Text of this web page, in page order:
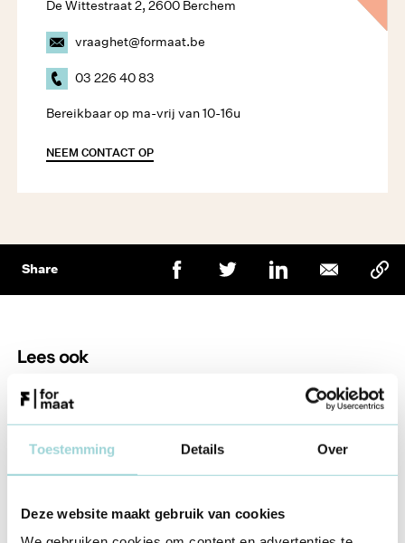
Toestemming Details Over
Deze website maakt gebruik van cookies
Share
De Wittestraat 2, 2600 Berchem
vraaghet@formaat.be
03 226 40 83
Bereikbaar op ma-vrij van 10-16u
NEEM CONTACT OP
Lees ook
Subsidies
9 jun 2026